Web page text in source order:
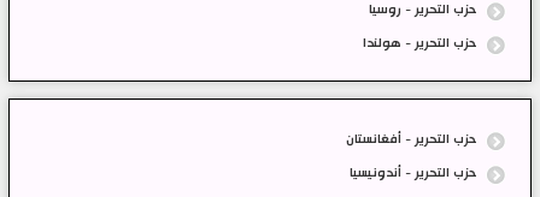
حزب التحرير - روسيا
حزب التحرير - هولندا
حزب التحرير - أفغانستان
حزب التحرير - أندونيسيا